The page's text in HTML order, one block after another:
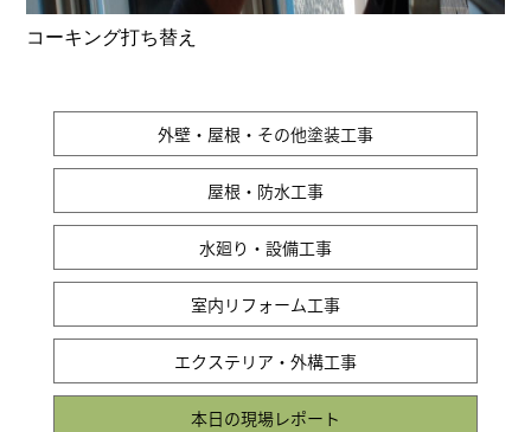
コーキング打ち替え
外壁・屋根・その他塗装工事
屋根・防水工事
水廻り・設備工事
室内リフォーム工事
エクステリア・外構工事
本日の現場レポート